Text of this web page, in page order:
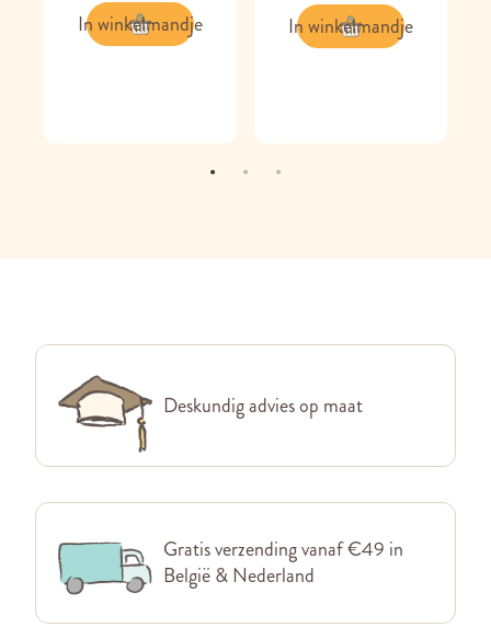
In winkelmandje In winkelmandje
Deskundig advies op maat
Gratis verzending vanaf €49 in
België & Nederland